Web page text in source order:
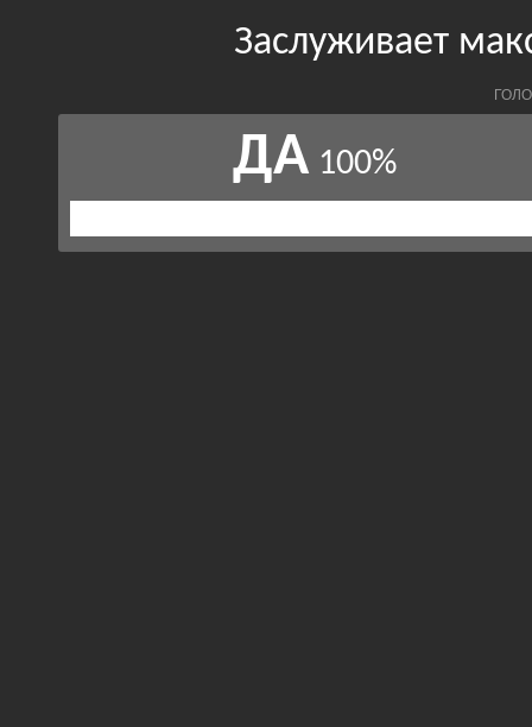
Заслуживает
ДА 100%